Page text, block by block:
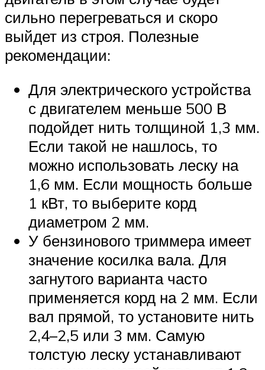
сильно перегреваться и скоро
выйдет из строя. Полезные
рекомендации:
Для электрического устройства
с двигателем меньше 500 В
подойдет нить толщиной 1,3 мм.
Если такой не нашлось, то
можно использовать леску на
1,6 мм. Если мощность больше
1 кВт, то выберите корд
диаметром 2 мм.
У бензинового триммера имеет
значение косилка вала. Для
загнутого варианта часто
применяется корд на 2 мм. Если
вал прямой, то установите нить
2,4–2,5 или 3 мм. Самую
толстую леску устанавливают